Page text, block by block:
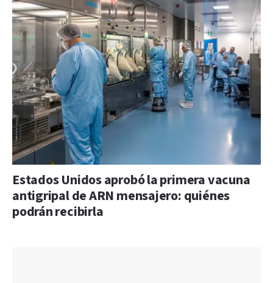
Estados Unidos aprobó la primera vacuna
antigripal de ARN mensajero: quiénes
podrán recibirla